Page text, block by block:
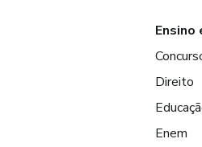
Ensino
Direito
Enem